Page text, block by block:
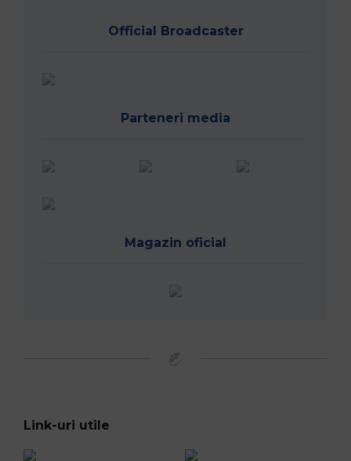
Official Broadcaster
Parteneri media
Magazin oficial
Link-uri utile